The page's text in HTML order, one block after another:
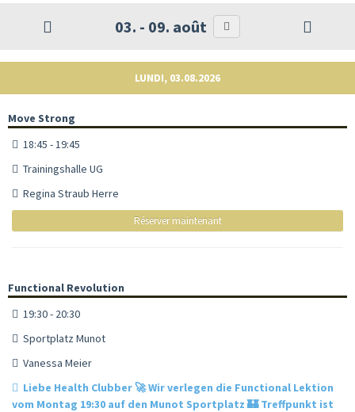
03. - 09. août
LUNDI, 03.08.2026
Move Strong
18:45 - 19:45
Trainingshalle UG
Regina Straub Herre
Réserver maintenant
Functional Revolution
19:30 - 20:30
Sportplatz Munot
Vanessa Meier
Liebe Health Clubber 🚀 Wir verlegen die Functional Lektion
vom Montag 19:30 auf den Munot Sportplatz 🏰 Treffpunkt ist